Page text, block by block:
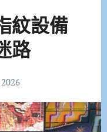
紋設備
路